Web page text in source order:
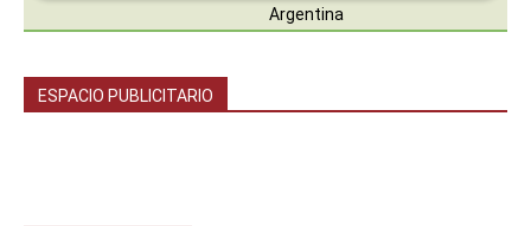
ESPACIO PUBLICITARIO